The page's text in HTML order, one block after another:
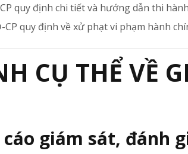
quy định chi tiết và hướng dẫn thi
quy định về xử phạt vi phạm hành
CỤ THỂ VỀ
cáo giám sát, đánh